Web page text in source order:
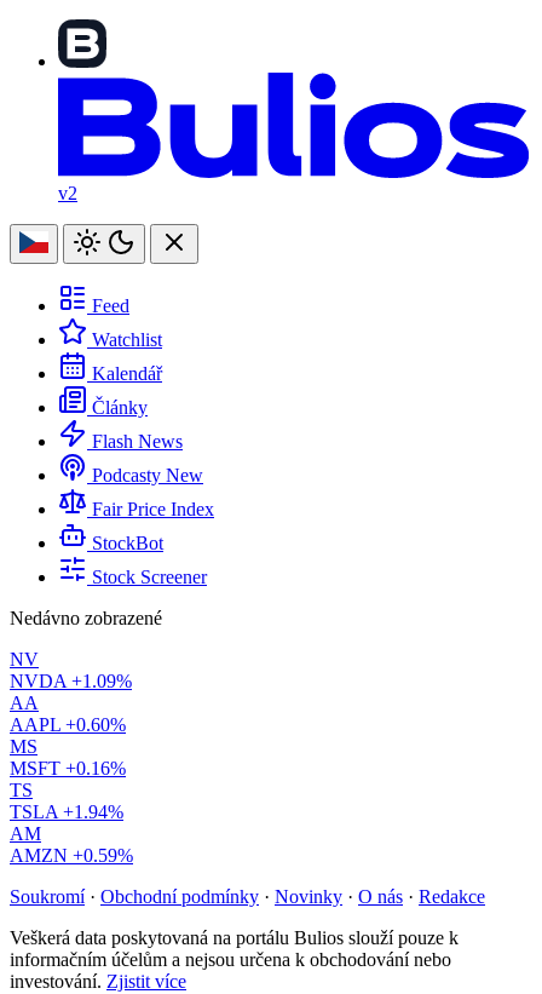
v2
Feed
Watchlist
Kalendář
Články
Flash News
Podcasty New
Fair Price Index
StockBot
Stock Screener
Nedávno zobrazené
NV
NVDA +1.09%
AA
AAPL +0.60%
MS
MSFT +0.16%
TS
TSLA +1.94%
AM
AMZN +0.59%
Soukromí · Obchodní podmínky · Novinky · O nás · Redakce
Veškerá data poskytovaná na portálu Bulios slouží pouze k
informačním účelům a nejsou určena k obchodování nebo
investování. Zjistit více